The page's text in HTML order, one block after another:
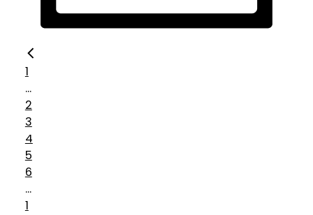
1
...
2
3
4
5
6
...
1